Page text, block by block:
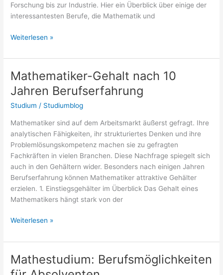
Forschung bis zur Industrie. Hier ein Überblick über einige der
interessantesten Berufe, die Mathematik und
Berufe
Mathematik
und
Physik:
Spannende
Karrieremöglichkeiten
Weiterlesen »
Mathematiker-Gehalt nach 10
Jahren Berufserfahrung
Studium / Studiumblog
Mathematiker sind auf dem Arbeitsmarkt äußerst gefragt. Ihre
analytischen Fähigkeiten, ihr strukturiertes Denken und ihre
Problemlösungskompetenz machen sie zu gefragten
Fachkräften in vielen Branchen. Diese Nachfrage spiegelt sich
auch in den Gehältern wider. Besonders nach einigen Jahren
Berufserfahrung können Mathematiker attraktive Gehälter
erzielen. 1. Einstiegsgehälter im Überblick Das Gehalt eines
Mathematikers hängt stark von der
Mathematiker-
nach
10
Jahren
Weiterlesen »
Mathestudium: Berufsmöglichkeiten